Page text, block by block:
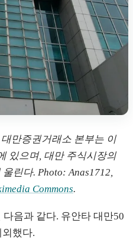
만증권거래소 본부는 이
있으며, 대만 주식시장의
린다. Photo: Anas1712,
Commons.
음과 같다. 유안타 대만50
외했다.